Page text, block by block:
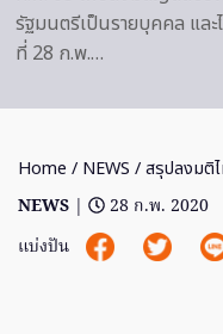
รัฐมนตรีเป็นรายบุคคล แล
ที่ 28 ก.พ.…
Home / NEWS / สรุปลงมติไ
NEWS |
28 ก.พ. 2020
แบ่งปัน